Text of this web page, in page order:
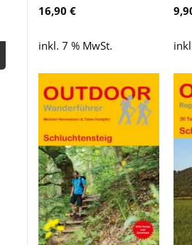
16,90 €
inkl. 7 % MwSt.
Zu
hinzufügen